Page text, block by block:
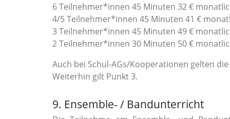
6 Teilnehmer*innen 45 Minuten 32 €
4/5 Teilnehmer*innen 45 Minuten 41 €
3 Teilnehmer*innen 45 Minuten 49 €
2 Teilnehmer*innen 30 Minuten 50 €
Auch bei Schul-AGs/Kooperationen gelten
Weiterhin gilt Punkt 3.
9. Ensemble- / Bandunterricht